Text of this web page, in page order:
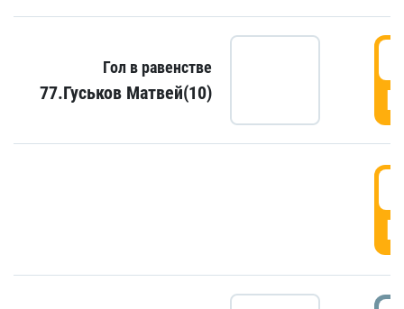
Гол в равенстве
77.Гуськов Матвей(10)